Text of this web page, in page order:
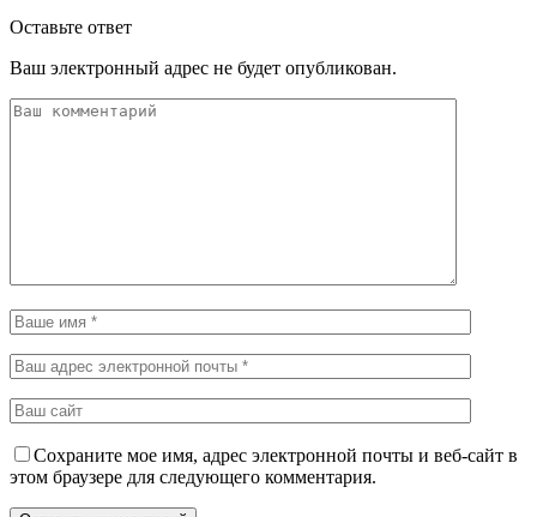
Оставьте ответ
Ваш электронный адрес не будет опубликован.
Сохраните мое имя, адрес электронной почты и веб-сайт в
этом браузере для следующего комментария.